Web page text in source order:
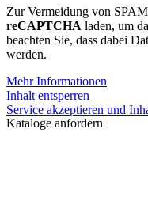
Zur Vermeidung von
reCAPTCHA laden, um
beachten Sie, dass dabei
werden.
Mehr Informationen
Inhalt entsperren
Service akzeptieren und
Kataloge anfordern